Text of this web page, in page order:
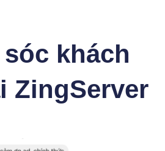
khách
ZingServer